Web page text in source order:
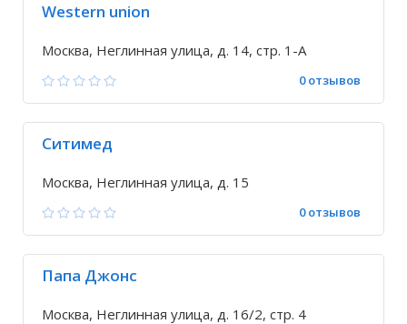
Western union
Москва, Неглинная улица, д. 14, стр. 1-А
0 отзывов
Ситимед
Москва, Неглинная улица, д. 15
0 отзывов
Папа Джонс
Москва, Неглинная улица, д. 16/2, стр. 4